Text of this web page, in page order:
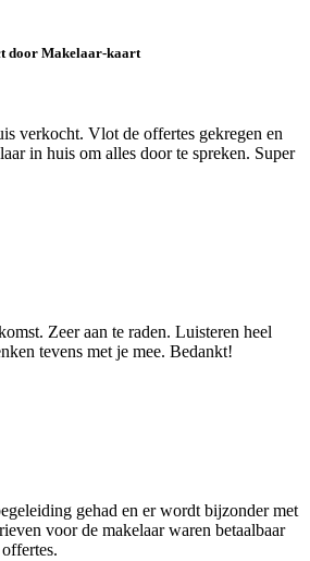
door Makelaar-kaart
verkocht. Vlot de offertes gekregen en
in huis om alles door te spreken. Super
Zeer aan te raden. Luisteren heel
tevens met je mee. Bedankt!
gehad en er wordt bijzonder met
voor de makelaar waren betaalbaar